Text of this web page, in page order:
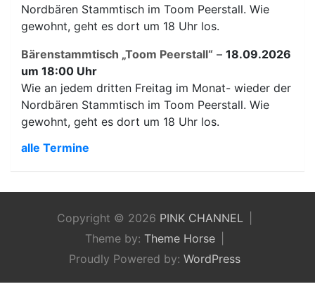
Nordbären Stammtisch im Toom Peerstall. Wie
gewohnt, geht es dort um 18 Uhr los.
Bärenstammtisch „Toom Peerstall“ – 18.09.2026
um 18:00 Uhr
Wie an jedem dritten Freitag im Monat- wieder der
Nordbären Stammtisch im Toom Peerstall. Wie
gewohnt, geht es dort um 18 Uhr los.
alle Termine
Copyright © 2026 PINK CHANNEL
Theme by: Theme Horse
Proudly Powered by: WordPress